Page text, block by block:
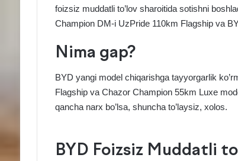
foizsiz muddatli to’lov sharoitida sotishni
Champion DM-i UzPride 110km Flagship va
Nima gap?
BYD yangi model chiqarishga tayyorgarlik
Flagship va Chazor Champion 55km Luxe
qancha narx bo’lsa, shuncha to’laysiz, xolos.
BYD Foizsiz Muddatli